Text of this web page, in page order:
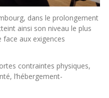
dans le prolongement
ainsi son niveau le plus
face aux exigences
contraintes physiques,
l’hébergement-